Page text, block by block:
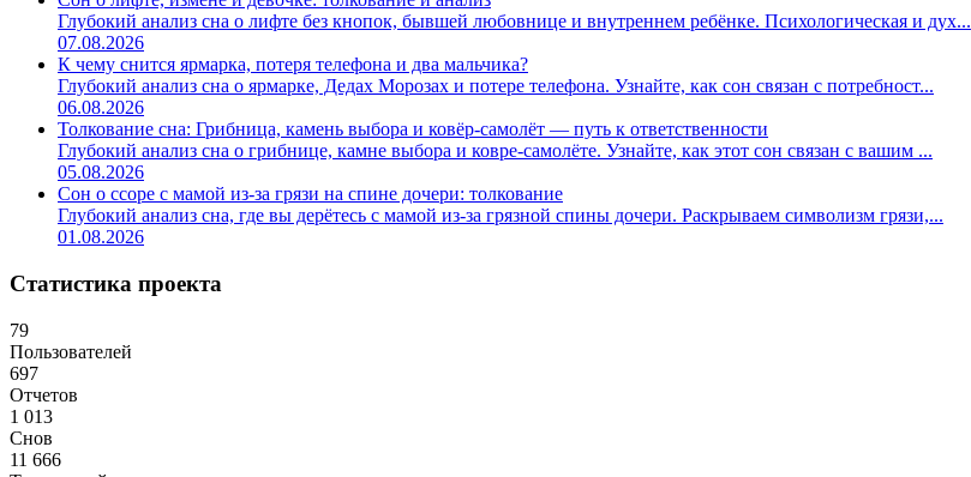
Глубокий анализ сна о лифте без кнопок, бывшей любовнице и внутреннем ребёнке. Психологическая и дух...
07.08.2026
К чему снится ярмарка, потеря телефона и два мальчика?
Глубокий анализ сна о ярмарке, Дедах Морозах и потере телефона. Узнайте, как сон связан с потребност...
06.08.2026
Толкование сна: Грибница, камень выбора и ковёр-самолёт — путь к ответственности
Глубокий анализ сна о грибнице, камне выбора и ковре-самолёте. Узнайте, как этот сон связан с вашим ...
05.08.2026
Сон о ссоре с мамой из-за грязи на спине дочери: толкование
Глубокий анализ сна, где вы дерётесь с мамой из-за грязной спины дочери. Раскрываем символизм грязи,...
01.08.2026
Статистика проекта
79
Пользователей
697
Отчетов
1 013
Снов
11 666